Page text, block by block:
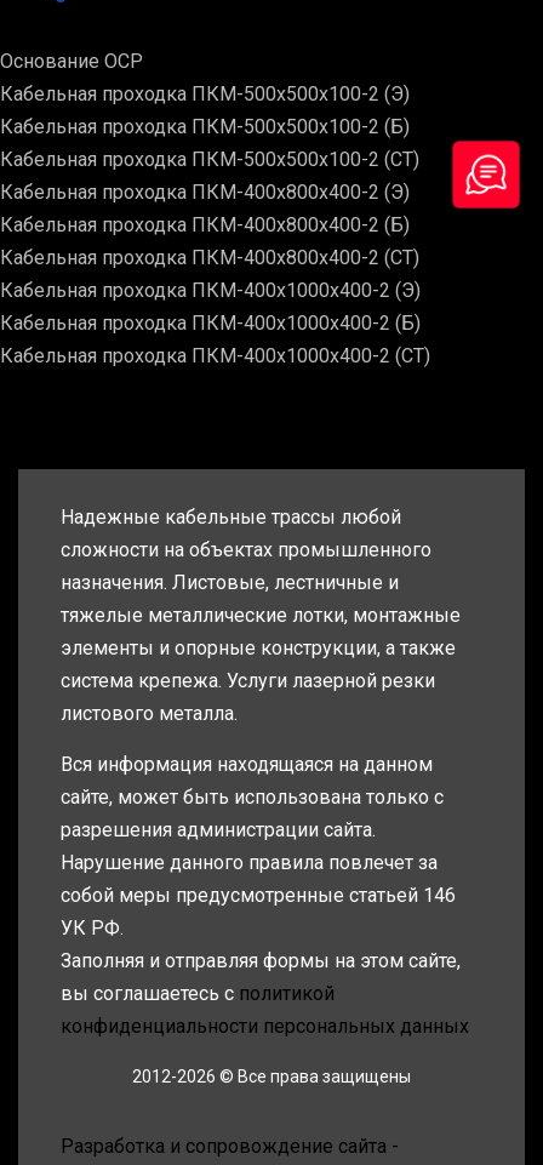
Основание ОСР
Кабельная проходка ПКМ-500х500х100-2 (Э)
Кабельная проходка ПКМ-500х500х100-2 (Б)
Кабельная проходка ПКМ-500х500х100-2 (СТ)
Кабельная проходка ПКМ-400х800х400-2 (Э)
Кабельная проходка ПКМ-400х800х400-2 (Б)
Кабельная проходка ПКМ-400х800х400-2 (СТ)
Кабельная проходка ПКМ-400х1000х400-2 (Э)
Кабельная проходка ПКМ-400х1000х400-2 (Б)
Кабельная проходка ПКМ-400х1000х400-2 (СТ)
Надежные кабельные трассы любой
сложности на объектах промышленного
назначения. Листовые, лестничные и
тяжелые металлические лотки, монтажные
элементы и опорные конструкции, а также
система крепежа. Услуги лазерной резки
листового металла.
Вся информация находящаяся на данном
сайте, может быть использована только с
разрешения администрации сайта.
Нарушение данного правила повлечет за
собой меры предусмотренные статьей 146
УК РФ.
Заполняя и отправляя формы на этом сайте,
вы соглашаетесь с политикой
конфиденциальности персональных данных
2012-2026 © Все права защищены
Разработка и сопровождение сайта -